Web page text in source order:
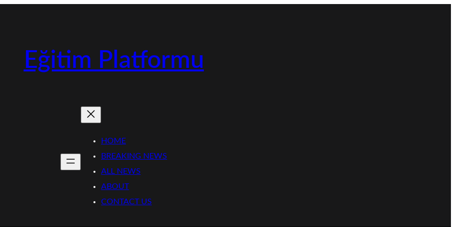
Eğitim Platformu
HOME
BREAKING NEWS
ALL NEWS
ABOUT
CONTACT US